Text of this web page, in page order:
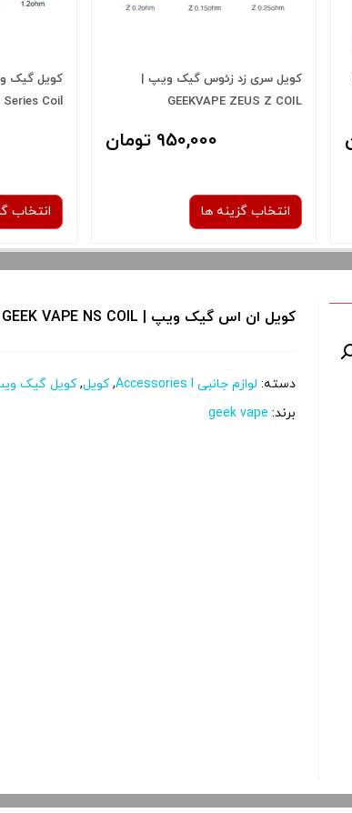
کویل سری زد زئوس گیک ویپ |
GEEKVAPE ZEUS Z COIL
950,000 تومان
انتخاب گزینه ها
0.15 ohm
برای فعال شدن سبد خرید و نمایش
قیمت ، گزینه های محصول را از کادر
Series Coil
انتخاب
0.6 اهم
برای فعال
قیمت ،
کویل ان اس گیک ویپ | GEEK VAPE NS COIL
دسته: لوازم جانبی Accessories l ,کویل,کویل گیک
برند: geek vape